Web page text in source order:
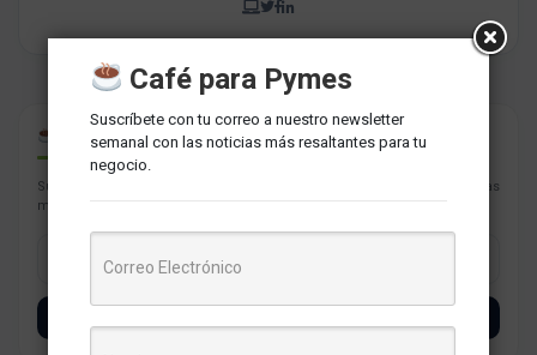
CAFÉ PARA PYMES
Suscríbete con tu correo a nuestro newsletter semanal con las noticias
más resaltantes para tu negocio.
Café para Pymes
Suscríbete con tu correo a nuestro newsletter
semanal con las noticias más resaltantes para tu
negocio.